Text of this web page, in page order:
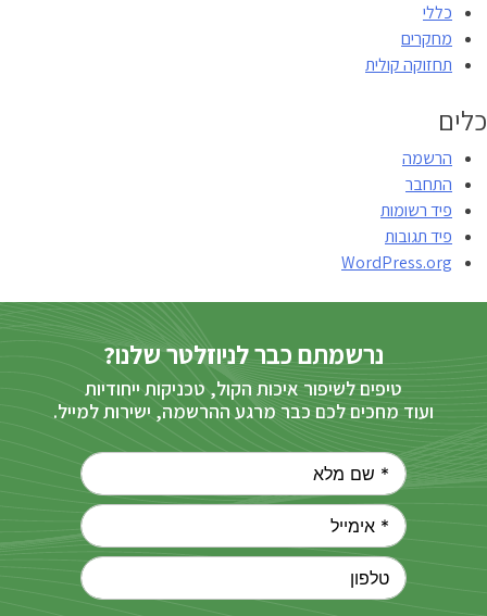
כללי
מחקרים
תחזוקה קולית
כלים
הרשמה
התחבר
פיד רשומות
פיד תגובות
WordPress.org
נרשמתם כבר לניוזלטר שלנו?
טיפים לשיפור איכות הקול, טכניקות ייחודיות
ועוד מחכים לכם כבר מרגע ההרשמה, ישירות למייל.